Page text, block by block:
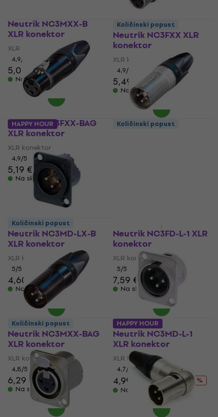
Neutrik NC3MXX-B
XLR konektor
XLR konektor
4,9/5
5,09 €
Na skladištu
Neutrik NC3FXX XLR
konektor
XLR konektor
4,9/5
5,49 €
Na skladištu
Neutrik NC3FXX-BAG
XLR konektor
XLR konektor
4,9/5
5,19 €
Na skladištu
Količinski popust
HAPPY HOUR
Neutrik NC3MD-LX-B
XLR konektor
XLR konektor
5/5
4,60 €5,49 €
Na skladištu
Količinski popust
Neutrik NC3FD-L-1 XLR
konektor
XLR konektor
5/5
7,59 €
Na skladištu
Količinski popust
Neutrik NC3MXX-BAG
XLR konektor
XLR konektor
4,8/5
6,29 €
Na skladištu
Neutrik NC3MD-L-1
XLR konektor
XLR konektor
4,7/5
4,99 € 6,09 €
- 18 %
Na skladištu
Količinski popust HAPPY HOUR